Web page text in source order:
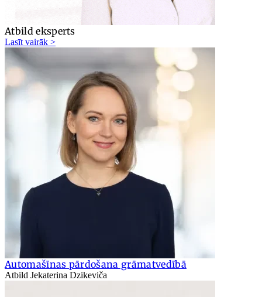
Atbild eksperts
Lasīt vairāk >
Automašīnas pārdošana grāmatvedībā
Atbild Jekaterina Dzikeviča